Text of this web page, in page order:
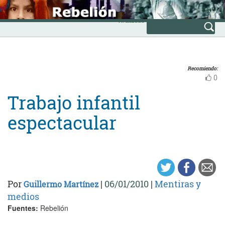
Skip
to
content
INICIO
Avanzada
Recomiendo:
0
Trabajo infantil
espectacular
PorGuillermo Martínez| 06/01/2010 | Mentiras y
medios
Fuentes: Rebelión